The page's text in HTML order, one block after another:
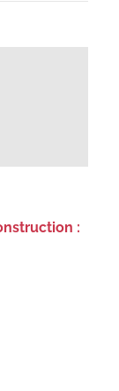
: